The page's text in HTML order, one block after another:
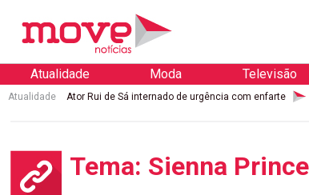
Atualidade Moda Televisão
Atualidade Ator Rui de Sá internado de urgência com enfarte
Tema: Sienna